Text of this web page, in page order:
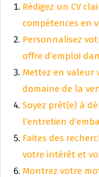
Rédigez un CV
compétences en
Personnalisez
offre d’emploi
Mettez en valeur
domaine de la
Soyez prêt(e) à
l’entretien
Faites des
votre intérêt et
Montrez votre